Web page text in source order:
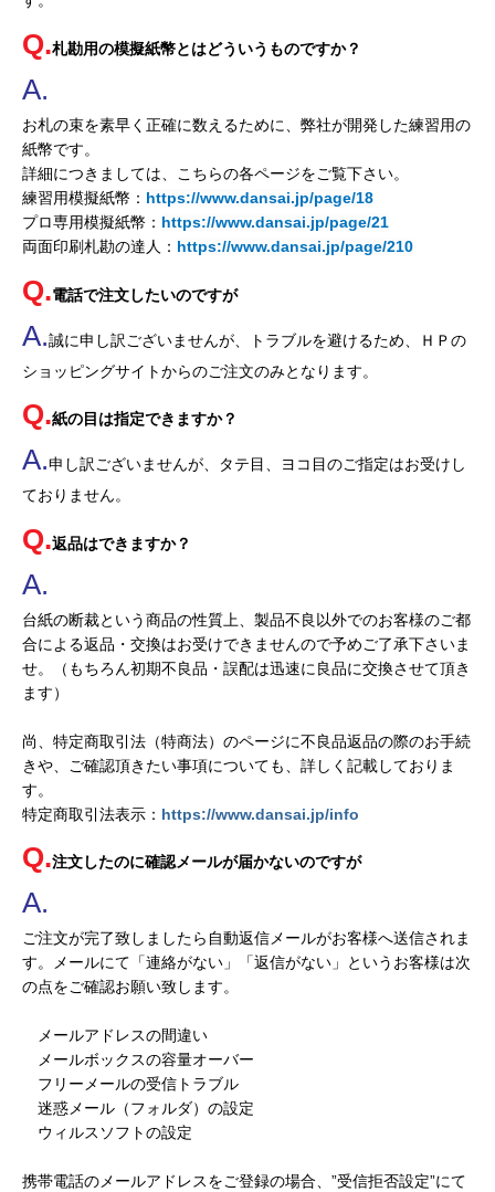
札勘用の模擬紙幣とはどういうものですか？
お札の束を素早く正確に数えるために、弊社が開発した練習用の
紙幣です。
詳細につきましては、こちらの各ページをご覧下さい。
練習用模擬紙幣： https://www.dansai.jp/page/18
プロ専用模擬紙幣： https://www.dansai.jp/page/21
両面印刷札勘の達人： https://www.dansai.jp/page/210
電話で注文したいのですが
誠に申し訳ございませんが、トラブルを避けるため、ＨＰの
ショッピングサイトからのご注文のみとなります。
紙の目は指定できますか？
申し訳ございませんが、タテ目、ヨコ目のご指定はお受けし
ておりません。
返品はできますか？
台紙の断裁という商品の性質上、製品不良以外でのお客様のご都
合による返品・交換はお受けできませんので予めご了承下さいま
せ。（もちろん初期不良品・誤配は迅速に良品に交換させて頂き
ます）
尚、特定商取引法（特商法）のページに不良品返品の際のお手続
きや、ご確認頂きたい事項についても、詳しく記載しておりま
す。
特定商取引法表示： https://www.dansai.jp/info
注文したのに確認メールが届かないのですが
ご注文が完了致しましたら自動返信メールがお客様へ送信されま
す。メールにて「連絡がない」「返信がない」というお客様は次
の点をご確認お願い致します。
メールアドレスの間違い
メールボックスの容量オーバー
フリーメールの受信トラブル
迷惑メール（フォルダ）の設定
ウィルスソフトの設定
携帯電話のメールアドレスをご登録の場合、”受信拒否設定”にて